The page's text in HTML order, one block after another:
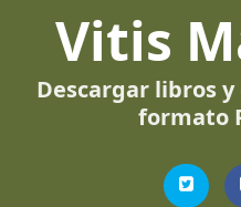
Vitis
Descargar libros
formato